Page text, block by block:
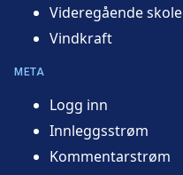
Videregående skole
Vindkraft
META
Logg inn
Innleggsstrøm
Kommentarstrøm